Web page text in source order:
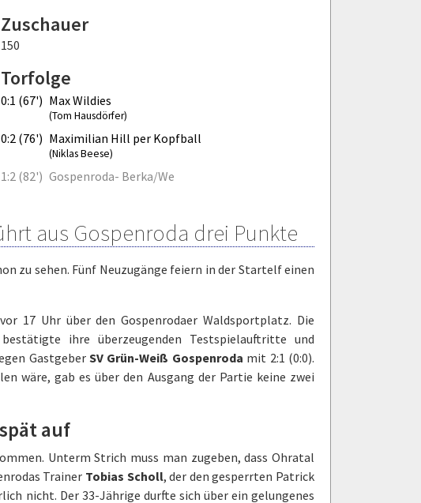
Zuschauer
150
Torfolge
0:1 (67') Max Wildies
(Tom Hausdörfer)
0:2 (76') Maximilian Hill per Kopfball
(Niklas Beese)
1:2 (82') Gospenroda- Berka/We
aus Gospenroda drei Punkte
zu sehen. Fünf Neuzugänge feiern in der Startelf einen
17 Uhr über den Gospenrodaer Waldsportplatz. Die
bestätigte ihre überzeugenden Testspielauftritte und
Gastgeber SV Grün-Weiß Gospenroda mit 2:1 (0:0).
wäre, gab es über den Ausgang der Partie keine zwei
auf
Unterm Strich muss man zugeben, dass Ohratal
Trainer Tobias Scholl, der den gesperrten Patrick
nicht. Der 33-Jährige durfte sich über ein gelungenes